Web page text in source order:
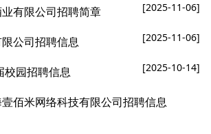
有限公司招聘简章 [2025-11-06]
公司招聘信息 [2025-11-06]
校园招聘信息 [2025-10-14]
壹佰米网络科技有限公司招聘信息